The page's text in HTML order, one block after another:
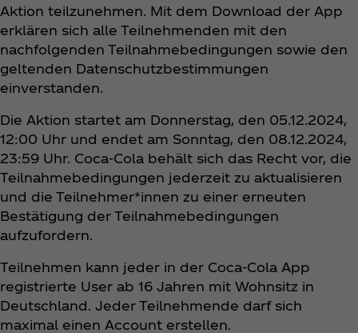
Aktion teilzunehmen. Mit dem Download der App
erklären sich alle Teilnehmenden mit den
nachfolgenden Teilnahmebedingungen sowie den
geltenden Datenschutzbestimmungen
einverstanden.
Die Aktion startet am Donnerstag, den 05.12.2024,
12:00 Uhr und endet am Sonntag, den 08.12.2024,
23:59 Uhr. Coca‑Cola behält sich das Recht vor, die
Teilnahmebedingungen jederzeit zu aktualisieren
und die Teilnehmer*innen zu einer erneuten
Bestätigung der Teilnahmebedingungen
aufzufordern.
Teilnehmen kann jeder in der Coca‑Cola App
registrierte User ab 16 Jahren mit Wohnsitz in
Deutschland. Jeder Teilnehmende darf sich
maximal einen Account erstellen.